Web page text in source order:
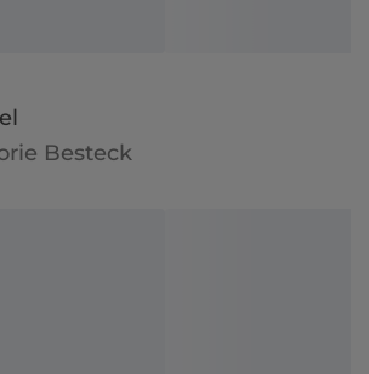
Besteck